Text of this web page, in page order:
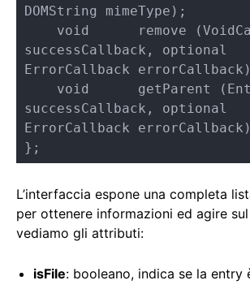
DOMString mimeType);
successCallback, optional
ErrorCallback
successCallback, optional
ErrorCallback
};
L’interfaccia espone una completa
per ottenere informazioni ed agire
vediamo gli attributi:
isFile: booleano, indica se la entry